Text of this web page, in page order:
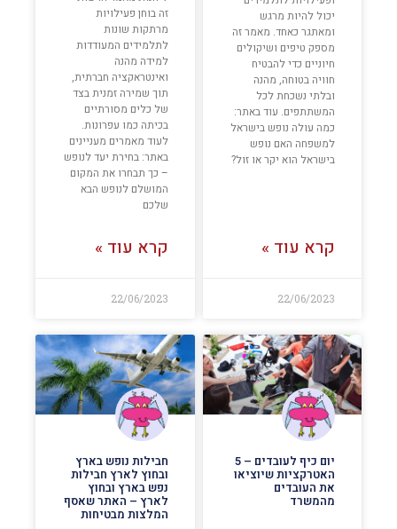
יכול להיות מרגש
ומאתגר כאחד. מאמר זה
מספק טיפים ושיקולים
חיוניים כדי להבטיח
חוויה בטוחה, מהנה
ובלתי נשכחת לכל
המשתתפים. עוד באתר:
כמה עולה נופש בישראל
למשפחה האם נופש
בישראל הוא יקר או זול?
קרא עוד »
22/06/2023
זה בוחן פעילויות
מרתקות שונות
לתלמידים המעודדות
למידה מהנה
ואינטראקציה חברתית,
תוך שמירה זמנית בצד
של כלים מסורתיים
בכיתה כמו עפרונות.
לעוד מאמרים מעניינים
באתר: בחירת יעד לנופש
– כך תבחרו את המקום
המושלם לנופש הבא
שלכם
קרא עוד »
22/06/2023
יום כיף לעובדים – 5
האטרקציות שיוציאו
את העובדים
מהמשרד
חבילות נופש בארץ
ובחוץ לארץ חבילות
נפש בארץ ובחוץ
לארץ – האתר שאסף
המלצות מבטיחות